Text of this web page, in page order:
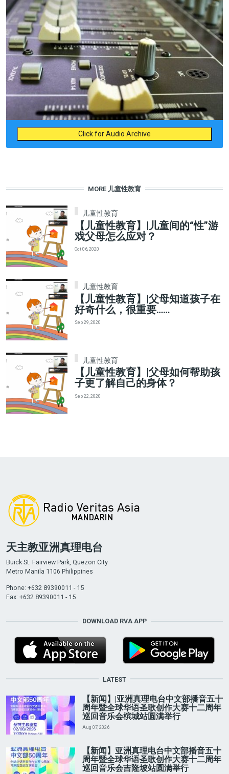
Click for Audio Archive
MORE 儿童性教育
儿童性教育
【儿童性教育】|儿童间的“性”游
戏父母怎么应对？
Oct 06, 2020
儿童性教育
【儿童性教育】|父母知道孩子在
好奇什么，很重要……
Sep 29, 2020
儿童性教育
【儿童性教育】|父母如何帮助孩
子更了解自己的身体？
Sep 22, 2020
天主教亚洲真理电台
Buick St. Fairview Park, Quezon City
Metro Manila 1106 Philippines
Phone: +632 89390011 - 15
Fax: +632 89390011 - 15
DOWNLOAD RVA APP
LATEST
【新闻】|亚洲真理电台中文部播音五十
周年暨全球华语圣歌创作大赛十二周年
巡回音乐会槟城站圆满举行
Aug 07, 2026
【新闻】亚洲真理电台中文部播音五十
周年暨全球华语圣歌创作大赛十二周年
巡回音乐会吉隆坡站圆满举行